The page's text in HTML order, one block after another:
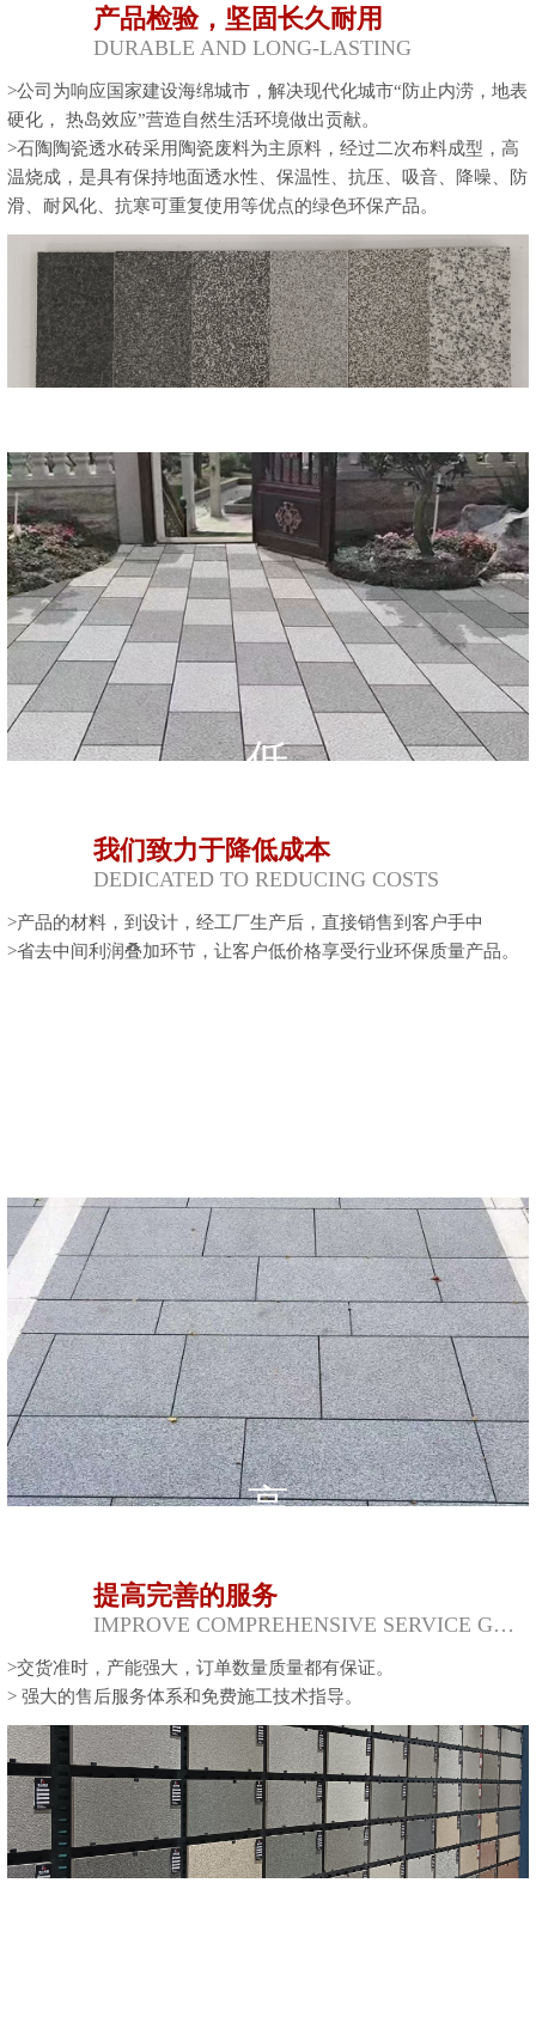
产品检验，坚固长久耐用
DURABLE AND LONG-LASTING
>公司为响应国家建设海绵城市，解决现代化城市“防止内涝，地表
硬化， 热岛效应”营造自然生活环境做出贡献。
>石陶陶瓷透水砖采用陶瓷废料为主原料，经过二次布料成型，高
温烧成，是具有保持地面透水性、保温性、抗压、吸音、降噪、防
滑、耐风化、抗寒可重复使用等优点的绿色环保产品。
低
我们致力于降低成本
DEDICATED TO REDUCING COSTS
>产品的材料，到设计，经工厂生产后，直接销售到客户手中
>省去中间利润叠加环节，让客户低价格享受行业环保质量产品。
高
提高完善的服务
IMPROVE COMPREHENSIVE SERVICE GUARANTEE
>交货准时，产能强大，订单数量质量都有保证。
> 强大的售后服务体系和免费施工技术指导。